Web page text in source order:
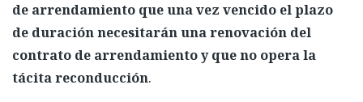
de arrendamiento que una vez vencido el plazo
de duración necesitarán una renovación del
contrato de arrendamiento y que no opera la
tácita reconducción.